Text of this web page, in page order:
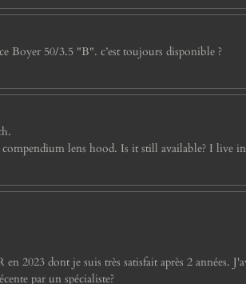
Boyer 50/3.5 "B". c’est toujours disponible ?
lens hood. Is it still available? I
2023 dont je suis très satisfait après 2 années.
par un spécialiste?